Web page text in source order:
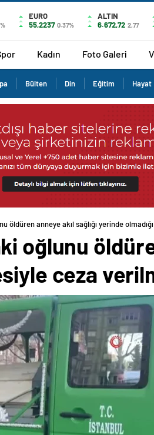
EURO
55,2237 0.37%
ALTIN
6.672,72 2,77
Kadın Foto Galeri
Bülten Din Eğitim Hayat
öldüren anneye akıl sağlığı yerinde
oğlunu
ceza